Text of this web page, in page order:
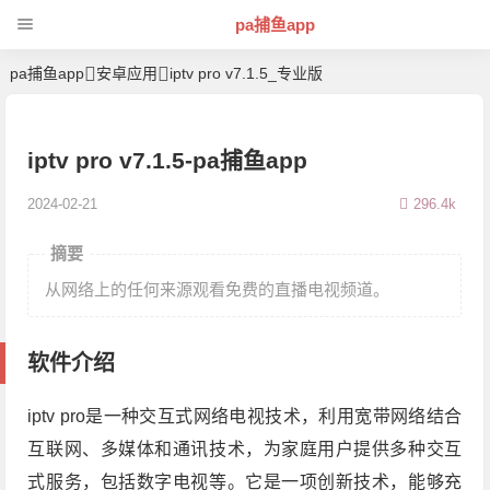
pa捕鱼app
pa捕鱼app 安卓应用 iptv pro v7.1.5_专业版
iptv pro v7.1.5-pa捕鱼app
2024-02-21 296.4k
摘要
从网络上的任何来源观看免费的直播电视频道。
软件介绍
iptv pro是一种交互式网络电视技术，利用宽带网络结合
互联网、多媒体和通讯技术，为家庭用户提供多种交互
式服务，包括数字电视等。它是一项创新技术，能够充